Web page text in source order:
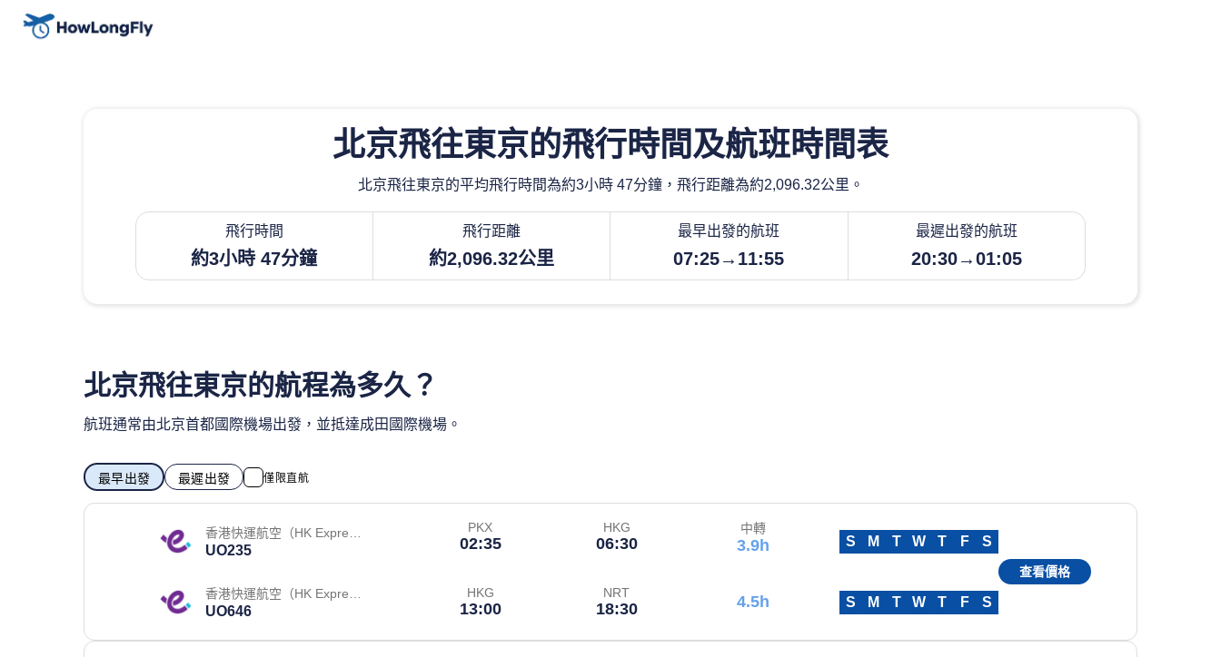
北京飛往東京的飛行時間及航班時間表
北京飛往東京的平均飛行時間為約3小時 47分鐘，飛行距離為約2,096.32公里。
飛行時間
約3小時 47分鐘
飛行距離
約2,096.32公里
最早出發的航班
07:25→11:55
最遲出發的航班
20:30→01:05
北京飛往東京的航程為多久？
航班通常由北京首都國際機場出發，並抵達成田國際機場。
最早出發 最遲出發 僅限直航
香港快運航空（HK Express
）
UO235
PKX
02:35
HKG
06:30
中轉
3.9h S M T W T F S
香港快運航空（HK Express
）
UO646
HKG
13:00
NRT
18:30 4.5h S M T W T F S
查看價格